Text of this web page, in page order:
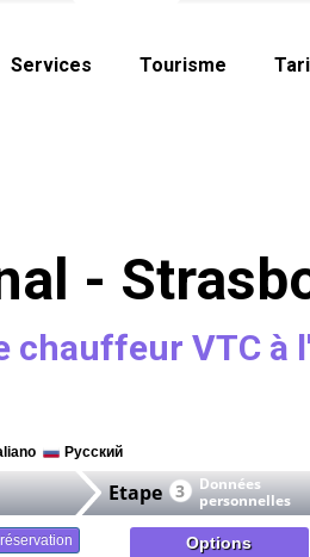
Services Tourisme
-
chauffeur VTC à